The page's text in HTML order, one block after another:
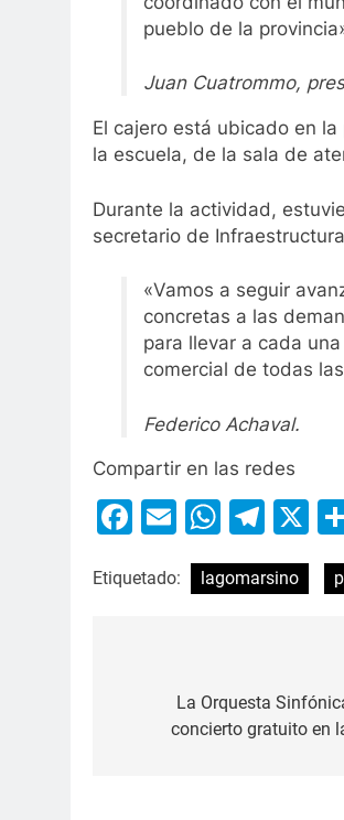
pueblo de la
Juan Cuatrommo,
El cajero está ubicado en
la escuela, de la sala de
Durante la actividad,
secretario de
«Vamos a seguir
concretas a las
para llevar a cada
comercial de todas
Federico Achaval.
Compartir en las redes
Facebook
Email X
Etiquetado: lagomarsino
La Orquesta
concierto gratuito en